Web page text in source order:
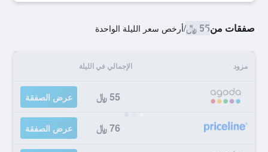
صفقات من55 ﷼ /أرخص سعر الليلة الواحدة
مزود الإجمالي في الليلة
55 ﷼ عرض الصفقة
76 ﷼ عرض الصفقة